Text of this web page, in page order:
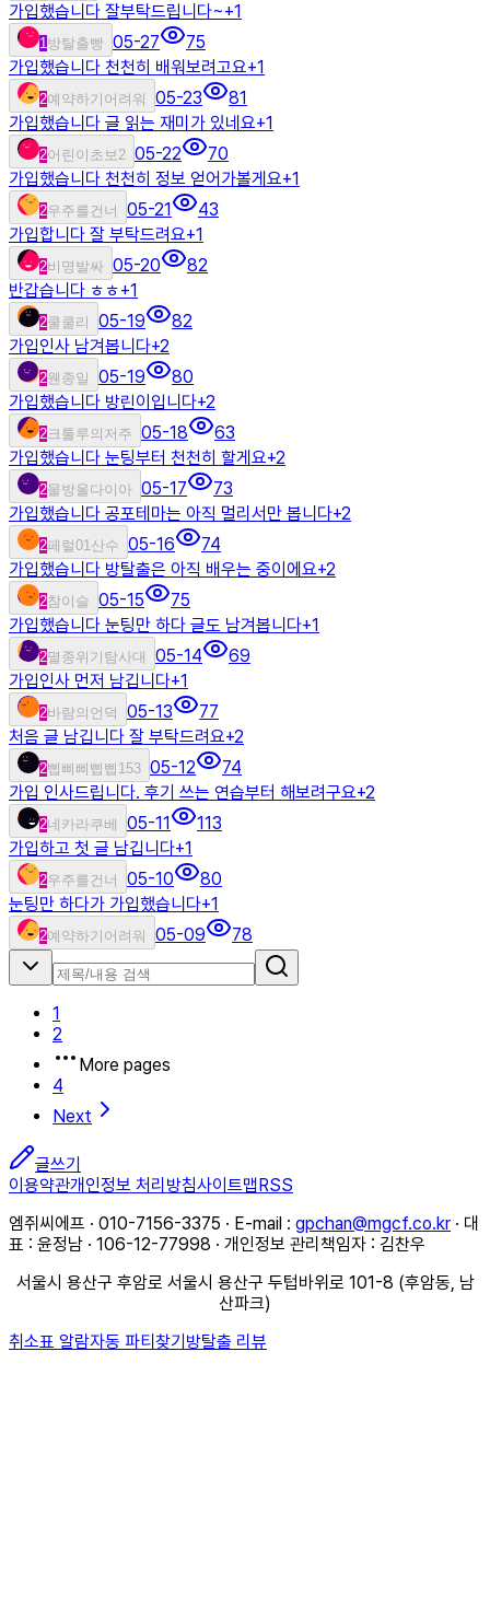
가입했습니다 잘부탁드립니다~+1
1방탈출빵 05-27
75
가입했습니다 천천히 배워보려고요+1
2예약하기어려워 05-23
81
가입했습니다 글 읽는 재미가 있네요+1
2어린이초보2 05-22
70
가입했습니다 천천히 정보 얻어가볼게요+1
2우주를건너 05-21
43
가입합니다 잘 부탁드려요+1
2비명발싸 05-20
82
반갑습니다 ㅎㅎ+1
2쿨쿨리 05-19
82
가입인사 남겨봅니다+2
2웬종일 05-19
80
가입했습니다 방린이입니다+2
2크툴루의저주 05-18
63
가입했습니다 눈팅부터 천천히 할게요+2
2물방울다이아 05-17
73
가입했습니다 공포테마는 아직 멀리서만 봅니다+2
2페럴01산수 05-16
74
가입했습니다 방탈출은 아직 배우는 중이에요+2
2참이슬 05-15
75
가입했습니다 눈팅만 하다 글도 남겨봅니다+1
2멸종위기탐사대 05-14
69
가입인사 먼저 남깁니다+1
2바람의언덕 05-13
77
처음 글 남깁니다 잘 부탁드려요+2
2삡삐삐삡삡153 05-12
74
가입 인사드립니다. 후기 쓰는 연습부터 해보려구요+2
2네카라쿠베 05-11
113
가입하고 첫 글 남깁니다+1
2우주를건너 05-10
80
눈팅만 하다가 가입했습니다+1
2예약하기어려워 05-09 78
1
2
More pages
4
Next
글쓰기
이용약관개인정보 처리방침사이트맵 RSS
엠쥐씨에프 · 010-7156-3375 · E-mail : gpchan@mgcf.co.kr · 대
표 : 윤정남 · 106-12-77998 · 개인정보 관리책임자 : 김찬우
서울시 용산구 후암로 서울시 용산구 두텁바위로 101-8 (후암동, 남
산파크)
취소표 알람자동 파티찾기 방탈출 리뷰